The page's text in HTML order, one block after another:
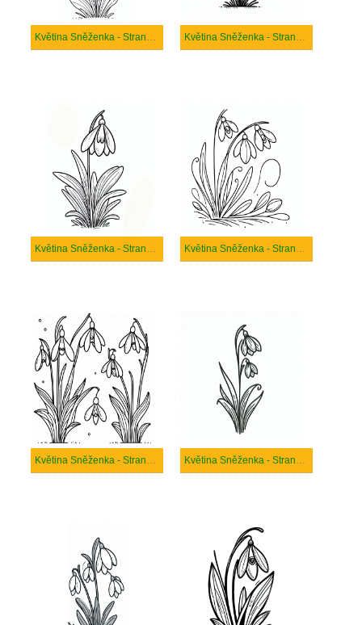
Květina Sněženka - Strana 3 Květina Sněženka - Strana 4
Květina Sněženka - Strana 5 Květina Sněženka - Strana 6
Květina Sněženka - Strana 7 Květina Sněženka - Strana 8